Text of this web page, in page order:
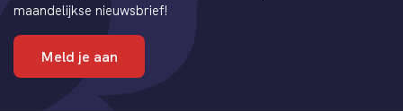
maandelijkse nieuwsbrief!
Meld je aan